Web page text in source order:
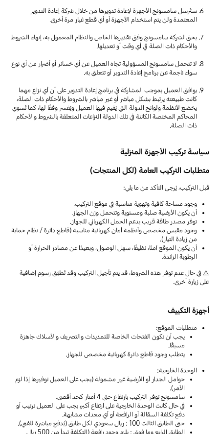
ستُرسل سامسونج الأجهزة لإعادة تدويرها من خلال شركة إعادة التدوير
المعتمدة ولن يتم استخدام الأجهزة أو أي قطع غيار مرة أخرى.
يحق لشركة سامسونج وفق تقديرها الخاص والنظام المعمول به، إنهاء الشروط
والأحكام ذات الصلة في أي وقت أو تعديلها.
لا تتحمل سامسونج المسؤولية تجاه العميل عن أي خسائر أو أضرار من أي نوع
سواء ناجمة عن برنامج إعادة التدوير أو تتعلق به.
يوافق العميل بموجب المشاركة في برنامج إعادة التدوير على أن أي نزاع مهما
كانت طبيعته يرتبط بشكل مباشر أو غير مباشر بالشروط والأحكام ذات الصلة،
يخضع لأنظمة ولوائح الدولة التي يُقيم فيها العميل ويُفسر وفقًا لها، كما تُسوي
المحاكم المختصة الكائنة في تلك الدولة النزاعات المتعلقة بالشروط والأحكام
ذات الصلة.
سياسة تركيب الأجهزة المنزلية
متطلبات التركيب العامة (لكل المنتجات)
قبل التركيب، يُرجى التأكد من ما يلي:
وجود مساحة كافية وتهوية مناسبة في موقع التركيب.
أن يكون الأرضية صلبة ومستوية وتتحمل وزن الجهاز.
توفر مصدر طاقة قريب يدعم الحمل الكهربائي للجهاز.
وجود مقبس مخصص وأنظمة أمان كهربائية مناسبة (قاطع دائرة / نظام حماية
من زيادة التيار).
أن يكون الموقع آمنًا، نظيفًا، سهل الوصول، وبعيدًا عن مصادر الحرارة أو
الرطوبة الزائدة.
⚠ في حال عدم توفر هذه الشروط، قد يتم تأجيل التركيب وقد تُطبّق رسوم إضافية
على زيارة أخرى.
أجهزة التكييف
متطلبات الموقع:
يجب أن تكون الفتحات الخاصة للتمديدات والتصريف والأسلاك جاهزة
مسبقًا.
يتطلب وجود قاطع دائرة كهربائية مخصص للجهاز.
الوحدة الخارجية:
حوامل الجدار أو الأرضية غير مشمولة (يجب على العميل توفيرها إذا لزم
الأمر).
سامسونج توفر التركيب بارتفاع حتى 4 أمتار كحد أقصى.
في حال كانت الوحدة الخارجية على ارتفاع أكبر، يجب على العميل ترتيب أو
دفع تكلفة السقالة أو الرافعة أو أي معدات مشابهة.
حتى الطابق الثالث 100 : ريال سعودي لكل طابق (يُدفع مباشرة للفني).
الطابق الرابع وما فوق : يلزم وجود رافعة (التكلفة تبدأ من 500 ريال